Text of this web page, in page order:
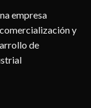
empresa
y
de